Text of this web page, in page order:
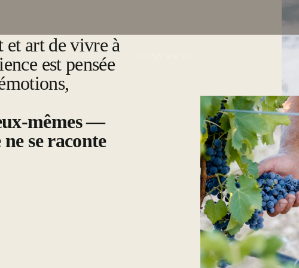
et art de vivre à
est pensée
mêmes —
ne se raconte